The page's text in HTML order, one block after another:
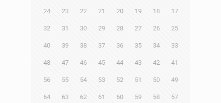
17
18
19
20
21
22
23
24
25
26
27
28
29
30
31
32
33
34
35
36
37
38
39
40
41
42
43
44
45
46
47
48
49
50
51
52
53
54
55
56
57
58
59
60
61
62
63
64